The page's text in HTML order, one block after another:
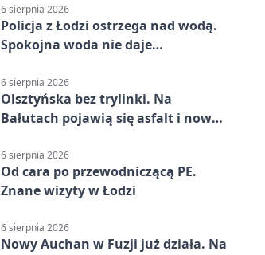
6 sierpnia 2026
Policja z Łodzi ostrzega nad wodą.
Spokojna woda nie daje
6 sierpnia 2026
Olsztyńska bez trylinki. Na
Bałutach pojawią się asfalt i nowe
6 sierpnia 2026
Od cara po przewodniczącą PE.
Znane wizyty w Łodzi
6 sierpnia 2026
Nowy Auchan w Fuzji już działa. Na